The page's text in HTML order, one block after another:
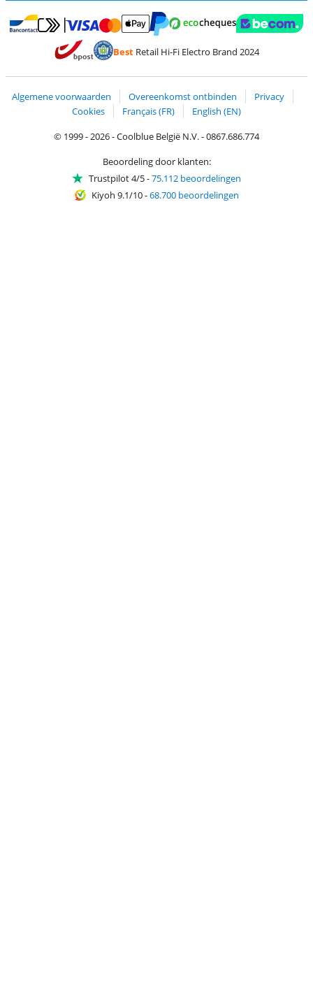
Betalen met Bancontact
Betalen met MasterCard en Visa via ClickToPay
Betalen met PayPal
BestRetail Hi-Fi Electro Brand 2024
Algemene voorwaarden Overeenkomst ontbinden
Privacy
Cookies
Français (FR)
English (EN)
© 1999 - 2026 - Coolblue België N.V. - 0867.686.774
Beoordeling door klanten:
Trustpilot 4/5-75.112 beoordelingen
Kiyoh 9.1/10-68.700 beoordelingen